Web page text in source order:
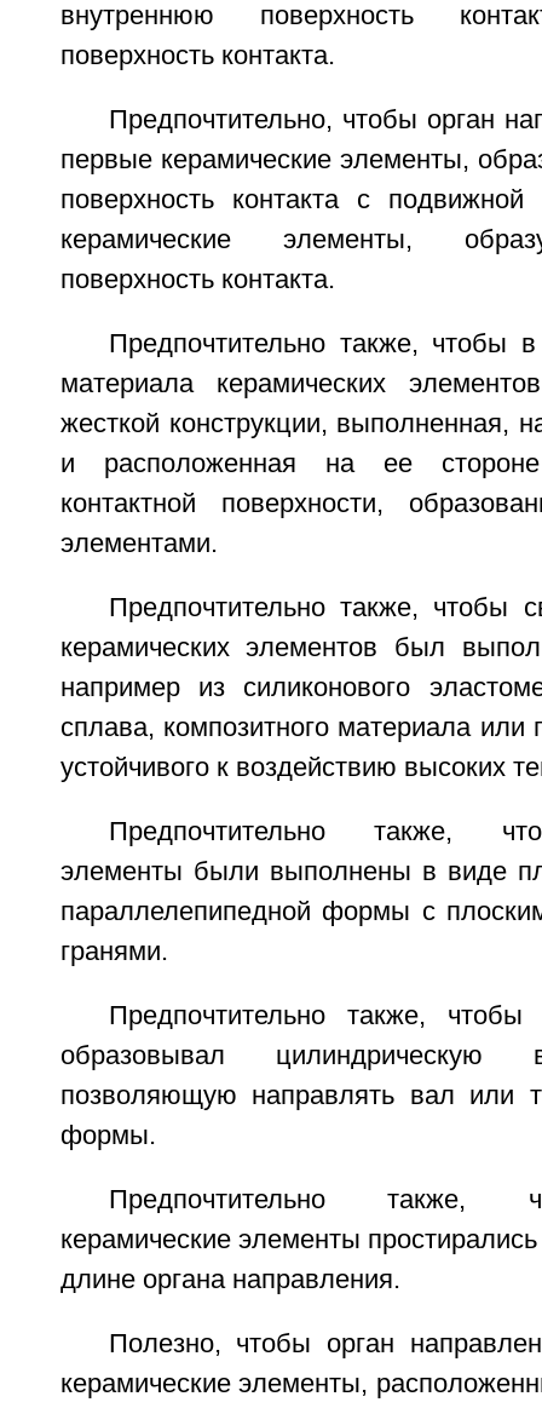
внутреннюю поверхность
поверхность контакта.
Предпочтительно, чтобы орган
первые керамические элементы,
поверхность контакта с
керамические элементы,
поверхность контакта.
Предпочтительно также, чтобы
материала керамических
жесткой конструкции, выполненная,
и расположенная на ее
контактной поверхности,
элементами.
Предпочтительно также, чтобы
керамических элементов был
например из силиконового
сплава, композитного материала
устойчивого к воздействию высоких
Предпочтительно также,
элементы были выполнены в виде
параллелепипедной формы с
гранями.
Предпочтительно также, чтобы
образовывал цилиндрическую
позволяющую направлять вал или
формы.
Предпочтительно также,
керамические элементы
длине органа направления.
Полезно, чтобы орган
керамические элементы,